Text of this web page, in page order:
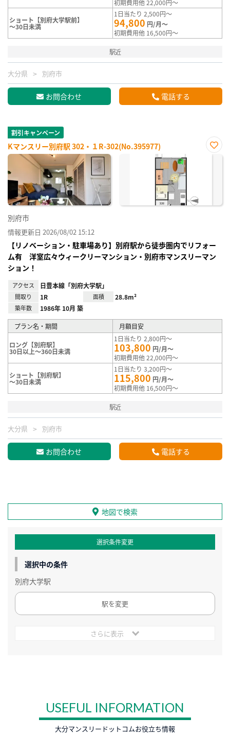
初期費用他 22,000円～
ショート【別府大学駅前】
～30日未満
1日当たり 2,500円～
94,800 円/月～
初期費用他 16,500円～
駅近
大分県 別府市
お問合わせ 電話する
割引キャンペーン
Kマンスリー別府駅 302・１R-302(No.395977)
お気
別府市
情報更新日 2026/08/02 15:12
【リノベーション・駐車場あり】別府駅から徒歩圏内でリフォー
ム有 洋室広々ウィークリーマンション・別府市マンスリーマン
ション！
アクセス 日豊本線「別府大学駅」
間取り 1R 面積 28.8m²
築年数 1986年 10月 築
プラン名・期間 月額目安
ロング【別府駅】
30日以上～360日未満
1日当たり 2,800円～
103,800 円/月～
初期費用他 22,000円～
ショート【別府駅】
～30日未満
1日当たり 3,200円～
115,800 円/月～
初期費用他 16,500円～
駅近
大分県 別府市
お問合わせ 電話する
地図で検索
選択条件変更
選択中の条件
別府大学駅
駅を変更
さらに表示
USEFUL INFORMATION
大分マンスリードットコムお役立ち情報